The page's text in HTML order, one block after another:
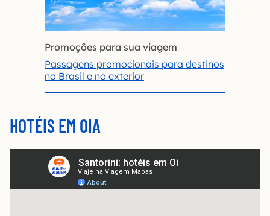
Promoções para sua viagem
Passagens promocionais para destinos
no Brasil e no exterior
HOTÉIS EM OIA